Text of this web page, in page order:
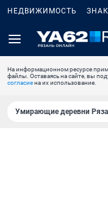
НЕДВИЖИМОСТЬ
На информационном ресурсе
файлы. Оставаясь на сайте, вы
согласиена их использование.
Умирающие деревни